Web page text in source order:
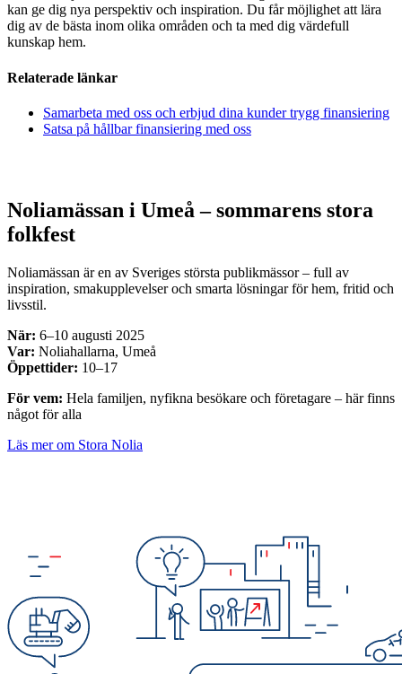
kan ge dig nya perspektiv och inspiration. Du får möjlighet att lära
dig av de bästa inom olika områden och ta med dig värdefull
kunskap hem.
Relaterade länkar
Samarbeta med oss och erbjud dina kunder trygg finansiering
Satsa på hållbar finansiering med oss
Noliamässan i Umeå – sommarens stora
folkfest
Noliamässan är en av Sveriges största publikmässor – full av
inspiration, smakupplevelser och smarta lösningar för hem, fritid och
livsstil.
När: 6–10 augusti 2025
Var: Noliahallarna, Umeå
Öppettider: 10–17
För vem: Hela familjen, nyfikna besökare och företagare – här finns
något för alla
Läs mer om Stora Nolia